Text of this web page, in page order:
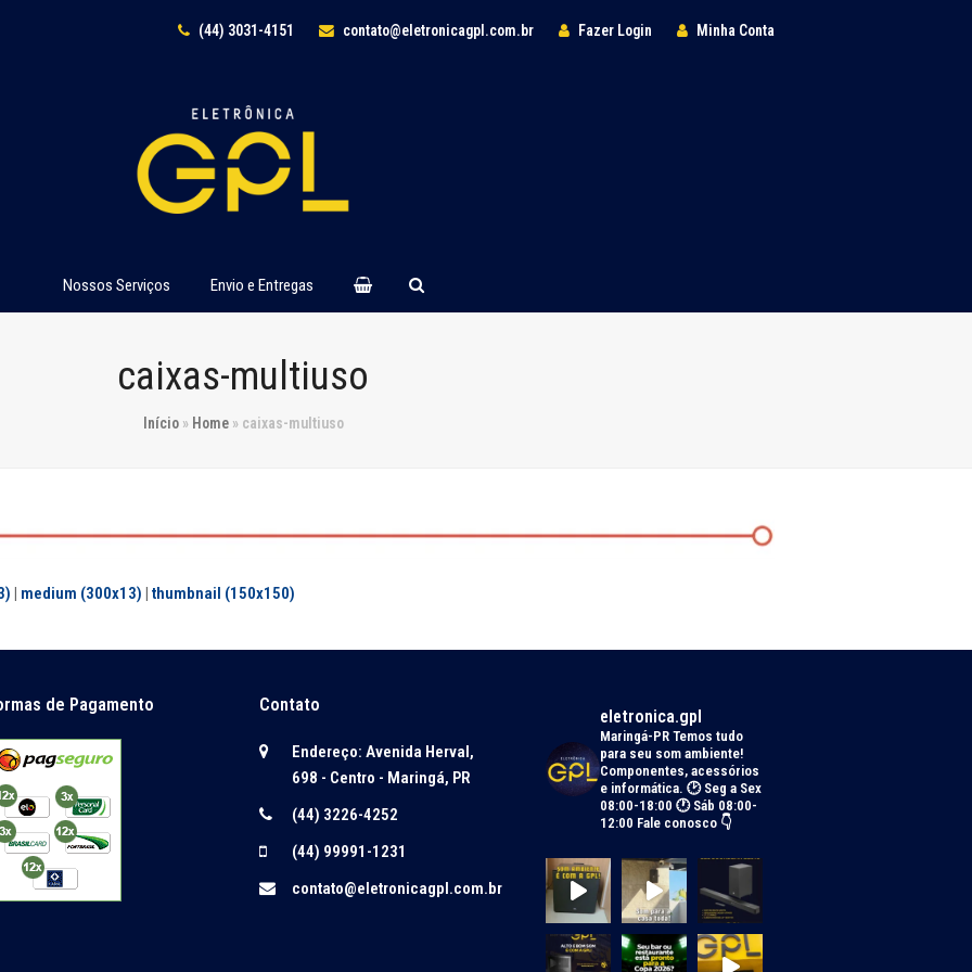
(44) 3031-4151 contato@eletronicagpl.com.br Fazer Login Minha Conta
Nossos Serviços Envio e Entregas
caixas-multiuso
Início» Home» caixas-multiuso
| medium (300x13) | thumbnail (150x150)
de Pagamento Contato
Endereço: Avenida Herval,
698 - Centro - Maringá, PR
(44) 3226-4252
(44) 99991-1231
contato@eletronicagpl.com.br
eletronica.gpl
Maringá-PRTemos tudo
para seu som ambiente!
Componentes, acessórios
e informática. 🕑 Seg a Sex
08:00-18:00 🕐 Sáb 08:00-
12:00 Fale conosco 👇